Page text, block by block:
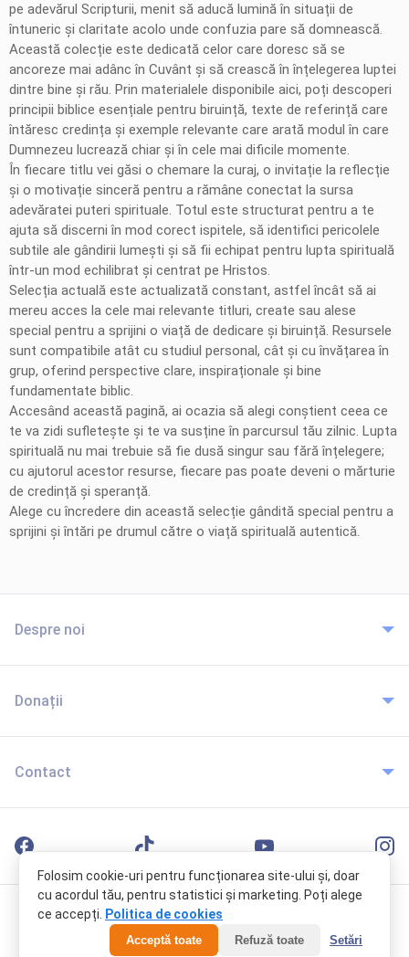
pe adevărul Scripturii, menit să aducă lumină în situații de
întuneric și claritate acolo unde confuzia pare să domnească.
Această colecție este dedicată celor care doresc să se
ancoreze mai adânc în Cuvânt și să crească în înțelegerea luptei
dintre bine și rău. Prin materialele disponibile aici, poți descoperi
principii biblice esențiale pentru biruință, texte de referință care
întăresc credința și exemple relevante care arată modul în care
Dumnezeu lucrează chiar și în cele mai dificile momente.
În fiecare titlu vei găsi o chemare la curaj, o invitație la reflecție
și o motivație sinceră pentru a rămâne conectat la sursa
adevăratei puteri spirituale. Totul este structurat pentru a te
ajuta să discerni în mod corect ispitele, să identifici pericolele
subtile ale gândirii lumești și să fii echipat pentru lupta spirituală
într-un mod echilibrat și centrat pe Hristos.
Selecția actuală este actualizată constant, astfel încât să ai
mereu acces la cele mai relevante titluri, create sau alese
special pentru a sprijini o viață de dedicare și biruință. Resursele
sunt compatibile atât cu studiul personal, cât și cu învățarea în
grup, oferind perspective clare, inspiraționale și bine
fundamentate biblic.
Accesând această pagină, ai ocazia să alegi conștient ceea ce
te va zidi sufletește și te va susține în parcursul tău zilnic. Lupta
spirituală nu mai trebuie să fie dusă singur sau fără înțelegere;
cu ajutorul acestor resurse, fiecare pas poate deveni o mărturie
de credință și speranță.
Alege cu încredere din această selecție gândită special pentru a
sprijini și întări pe drumul către o viață spirituală autentică.
Despre noi
Donații
Contact
© 2024 Toate drepturile rezervate Resurse pentru Creștini
Folosim cookie-uri pentru funcționarea site-ului și, doar
cu acordul tău, pentru statistici și marketing. Poți alege
ce accepți.
Politica de cookies
Acceptă toate Refuză toate Setări